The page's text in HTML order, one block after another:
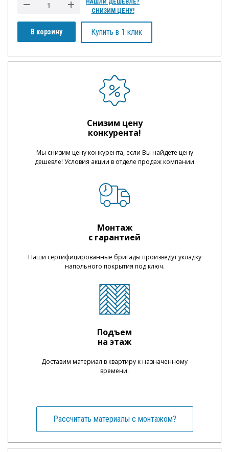
В корзину
НАШЛИ ДЕШЕВЛЕ?
СНИЗИМ ЦЕНУ!
Купить в 1 клик
Снизим цену
конкурента!
Мы снизим цену конкурента, если Вы найдете цену
дешевле! Условия акции в отделе продаж компании
Монтаж
с гарантией
Наши сертифицированные бригады произведут укладку
напольного покрытия под ключ.
Подъем
на этаж
Доставим материал в квартиру к назначенному
времени.
Рассчитать материалы с монтажом?